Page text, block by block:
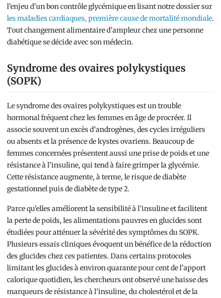
l’enjeu d’un bon contrôle glycémique en lisant notre dossier sur
les maladies cardiaques, première cause de mortalité mondiale.
Tout changement alimentaire d’ampleur chez une personne
diabétique se décide avec son médecin.
Syndrome des ovaires polykystiques
(SOPK)
Le syndrome des ovaires polykystiques est un trouble
hormonal fréquent chez les femmes en âge de procréer. Il
associe souvent un excès d’androgènes, des cycles irréguliers
ou absents et la présence de kystes ovariens. Beaucoup de
femmes concernées présentent aussi une prise de poids et une
résistance à l’insuline, qui tend à faire grimper la glycémie.
Cette résistance augmente, à terme, le risque de diabète
gestationnel puis de diabète de type 2.
Parce qu’elles améliorent la sensibilité à l’insuline et facilitent
la perte de poids, les alimentations pauvres en glucides sont
étudiées pour atténuer la sévérité des symptômes du SOPK.
Plusieurs essais cliniques évoquent un bénéfice de la réduction
des glucides chez ces patientes. Dans certains protocoles
limitant les glucides à environ quarante pour cent de l’apport
calorique quotidien, les chercheurs ont observé une baisse des
marqueurs de résistance à l’insuline, du cholestérol et de la